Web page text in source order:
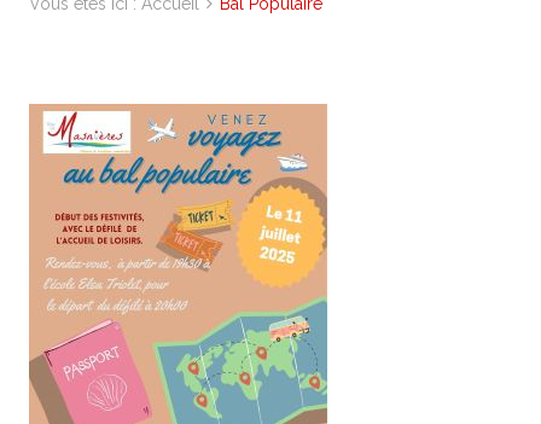
Vous êtes ici : Accueil Bal Populaire